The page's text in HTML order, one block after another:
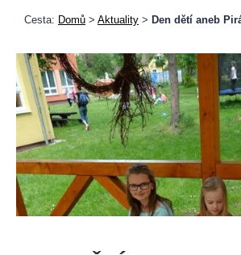
Cesta: Domů > Aktuality > Den dětí aneb